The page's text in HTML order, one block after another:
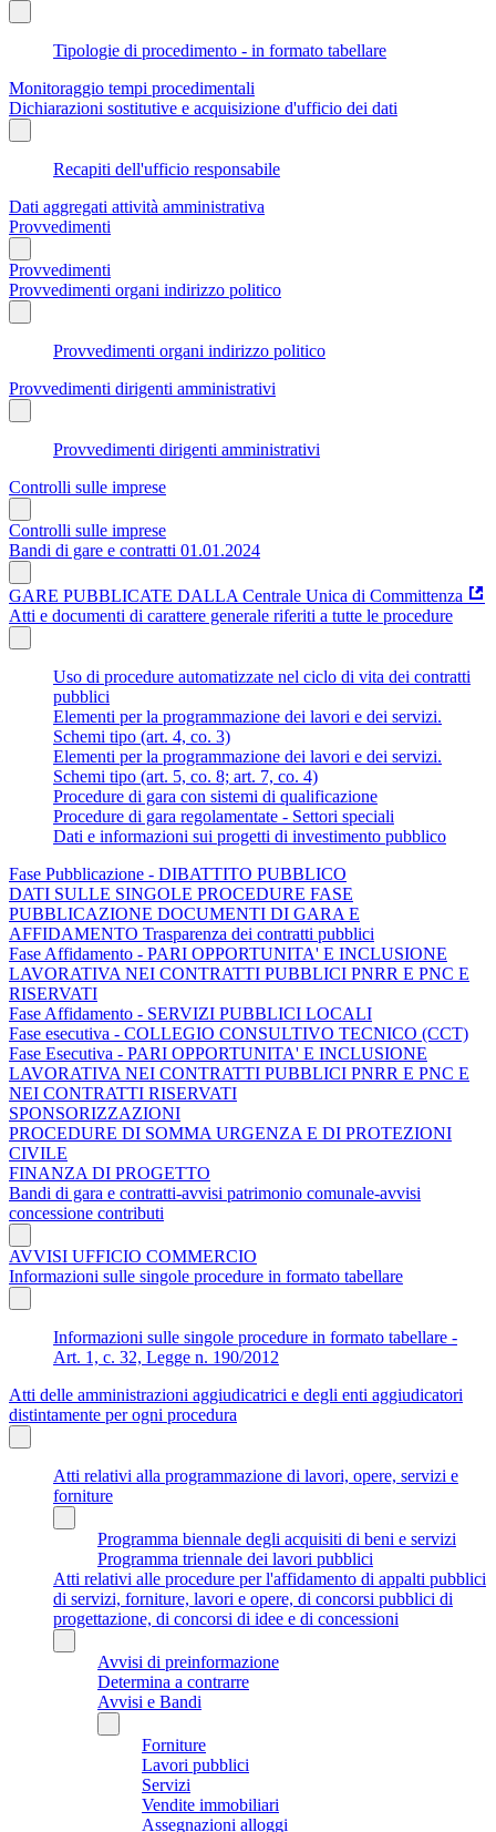
Tipologie di procedimento - in formato tabellare
Monitoraggio tempi procedimentali
Dichiarazioni sostitutive e acquisizione d'ufficio dei dati
Recapiti dell'ufficio responsabile
Dati aggregati attività amministrativa
Provvedimenti
Provvedimenti
Provvedimenti organi indirizzo politico
Provvedimenti organi indirizzo politico
Provvedimenti dirigenti amministrativi
Provvedimenti dirigenti amministrativi
Controlli sulle imprese
Controlli sulle imprese
Bandi di gare e contratti 01.01.2024
GARE PUBBLICATE DALLA Centrale Unica di Committenza
Atti e documenti di carattere generale riferiti a tutte le procedure
Uso di procedure automatizzate nel ciclo di vita dei contratti
pubblici
Elementi per la programmazione dei lavori e dei servizi.
Schemi tipo (art. 4, co. 3)
Elementi per la programmazione dei lavori e dei servizi.
Schemi tipo (art. 5, co. 8; art. 7, co. 4)
Procedure di gara con sistemi di qualificazione
Procedure di gara regolamentate - Settori speciali
Dati e informazioni sui progetti di investimento pubblico
Fase Pubblicazione - DIBATTITO PUBBLICO
DATI SULLE SINGOLE PROCEDURE FASE
PUBBLICAZIONE DOCUMENTI DI GARA E
AFFIDAMENTO Trasparenza dei contratti pubblici
Fase Affidamento - PARI OPPORTUNITA' E INCLUSIONE
LAVORATIVA NEI CONTRATTI PUBBLICI PNRR E PNC E
RISERVATI
Fase Affidamento - SERVIZI PUBBLICI LOCALI
Fase esecutiva - COLLEGIO CONSULTIVO TECNICO (CCT)
Fase Esecutiva - PARI OPPORTUNITA' E INCLUSIONE
LAVORATIVA NEI CONTRATTI PUBBLICI PNRR E PNC E
NEI CONTRATTI RISERVATI
SPONSORIZZAZIONI
PROCEDURE DI SOMMA URGENZA E DI PROTEZIONI
CIVILE
FINANZA DI PROGETTO
Bandi di gara e contratti-avvisi patrimonio comunale-avvisi
concessione contributi
AVVISI UFFICIO COMMERCIO
Informazioni sulle singole procedure in formato tabellare
Informazioni sulle singole procedure in formato tabellare -
Art. 1, c. 32, Legge n. 190/2012
Atti delle amministrazioni aggiudicatrici e degli enti aggiudicatori
distintamente per ogni procedura
Atti relativi alla programmazione di lavori, opere, servizi e
forniture
Programma biennale degli acquisiti di beni e servizi
Programma triennale dei lavori pubblici
Atti relativi alle procedure per l'affidamento di appalti pubblici
di servizi, forniture, lavori e opere, di concorsi pubblici di
progettazione, di concorsi di idee e di concessioni
Avvisi di preinformazione
Determina a contrarre
Avvisi e Bandi
Forniture
Lavori pubblici
Servizi
Vendite immobiliari
Assegnazioni alloggi